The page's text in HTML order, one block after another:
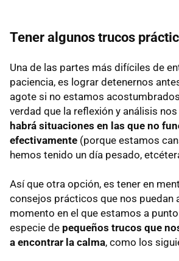
Tener algunos trucos
Una de las partes más difíciles de
paciencia, es lograr detenernos
agote si no estamos
verdad que la reflexión y análisis
habrá situaciones en las que no
efectivamente (porque estamos
hemos tenido un día pesado,
Así que otra opción, es tener en
consejos prácticos que nos puedan
momento en el que estamos a
especie de pequeños trucos que
a encontrar la calma, como los